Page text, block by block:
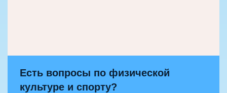
Есть вопросы по физической
культуре и спорту?